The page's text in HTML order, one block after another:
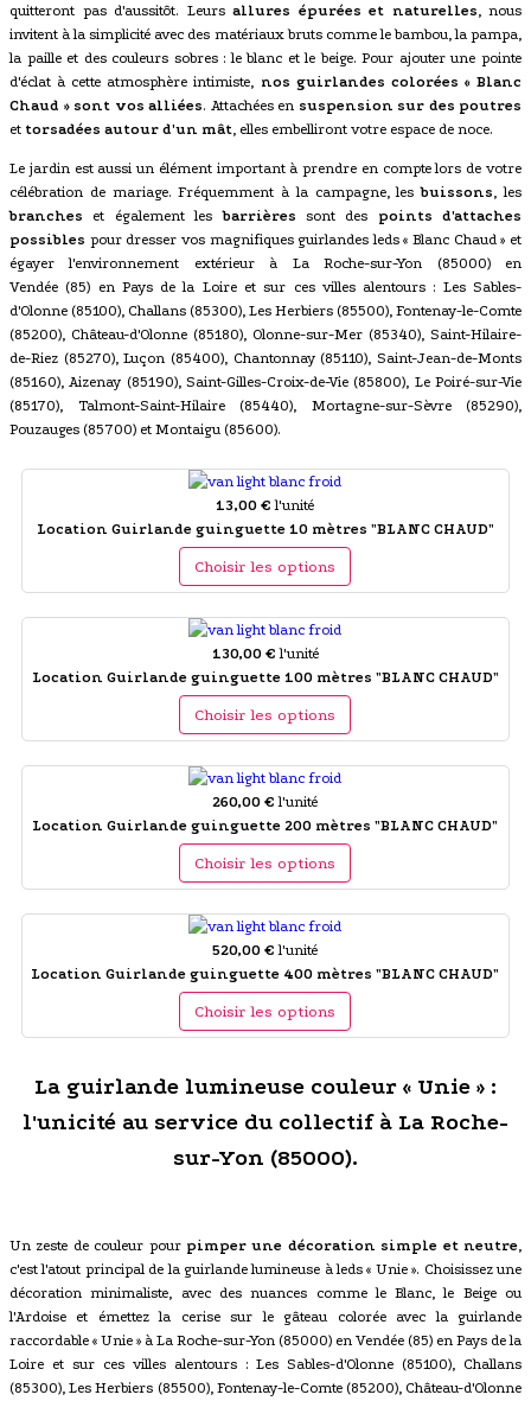
quitteront pas d'aussitôt. Leurs allures épurées et naturelles , nous
invitent à la simplicité avec des matériaux bruts comme le bambou, la pampa,
la paille et des couleurs sobres : le blanc et le beige. Pour ajouter une pointe
d'éclat à cette atmosphère intimiste,
nos guirlandes colorées « Blanc
Chaud » sont vos alliées. Attachées en suspension sur des poutres
et torsadées autour d'un mât , elles embelliront votre espace de noce.
Le jardin est aussi un élément important à prendre en compte lors de votre
célébration de mariage. Fréquemment à la campagne, lesbuissons , les
branches et également lesbarrières sont des points d'attaches
possibles pour dresser vos magnifiques guirlandes leds « Blanc Chaud » et
égayer l'environnement extérieur à La Roche-sur-Yon (85000) en
Vendée (85) en Pays de la Loire et sur ces villes alentours : Les Sables-
d'Olonne (85100), Challans (85300), Les Herbiers (85500), Fontenay-le-Comte
(85200), Château-d'Olonne (85180), Olonne-sur-Mer (85340), Saint-Hilaire-
de-Riez (85270), Luçon (85400), Chantonnay (85110), Saint-Jean-de-Monts
(85160), Aizenay (85190), Saint-Gilles-Croix-de-Vie (85800), Le Poiré-sur-Vie
(85170), Talmont-Saint-Hilaire (85440), Mortagne-sur-Sèvre (85290),
Pouzauges (85700) et Montaigu (85600).
13,00 € l'unité
Location Guirlande guinguette 10 mètres "BLANC CHAUD"
Choisir les options
130,00 € l'unité
Location Guirlande guinguette 100 mètres "BLANC CHAUD"
Choisir les options
260,00 € l'unité
Location Guirlande guinguette 200 mètres "BLANC CHAUD"
Choisir les options
520,00 € l'unité
Location Guirlande guinguette 400 mètres "BLANC CHAUD"
Choisir les options
La guirlande lumineuse couleur « Unie » :
l'unicité au service du collectif à La Roche-
sur-Yon (85000).
Un zeste de couleur pour pimper une décoration simple et neutre,
c'est l'atout principal de la guirlande lumineuse à leds « Unie ». Choisissez une
décoration minimaliste, avec des nuances comme le Blanc, le Beige ou
l'Ardoise et émettez la cerise sur le gâteau colorée avec la guirlande
raccordable « Unie » à La Roche-sur-Yon (85000) en Vendée (85) en Pays de la
Loire et sur ces villes alentours : Les Sables-d'Olonne (85100), Challans
(85300), Les Herbiers (85500), Fontenay-le-Comte (85200), Château-d'Olonne